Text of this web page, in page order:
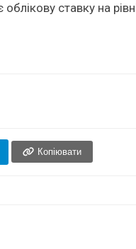
ставку на
Копіювати